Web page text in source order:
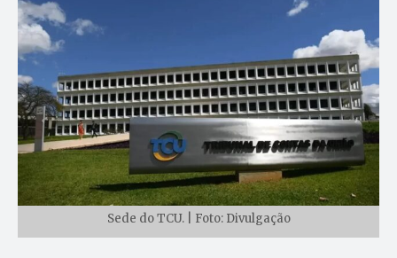
Sede do TCU. | Foto: Divulgação